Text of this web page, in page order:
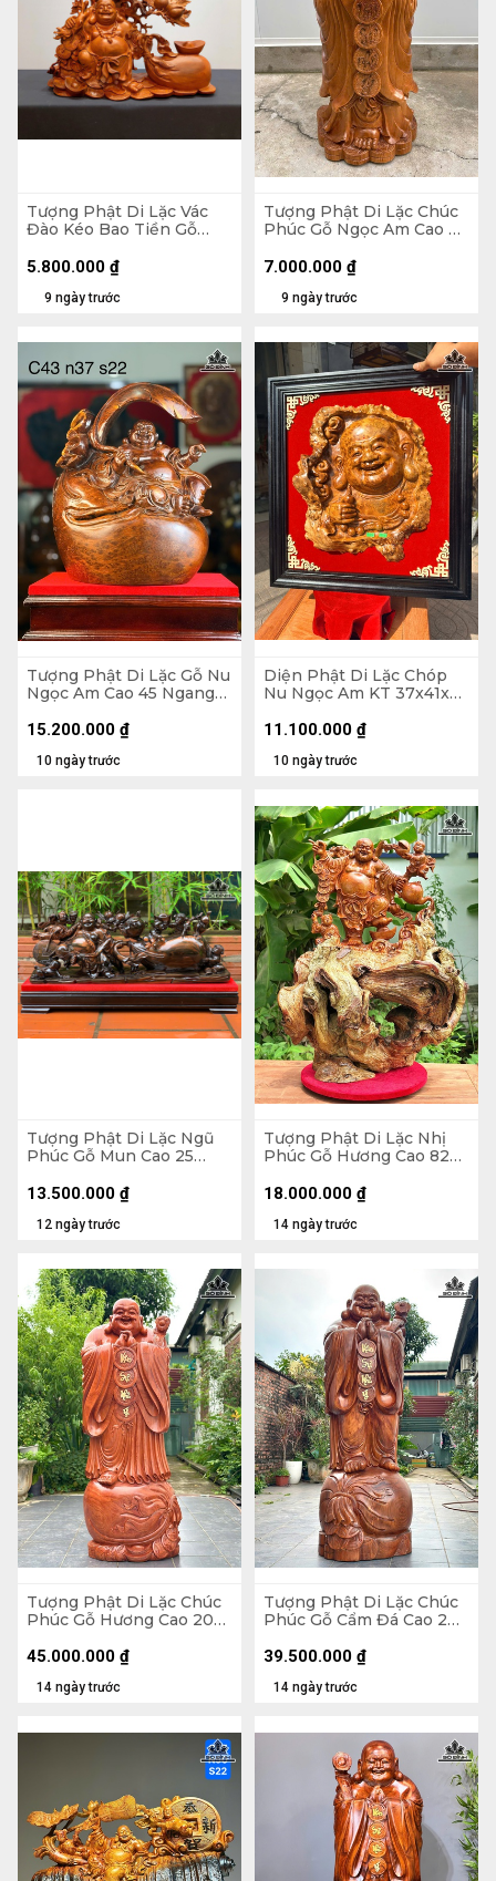
Tượng Phật Di Lặc Vác
Đào Kéo Bao Tiền Gỗ
Sâu 18 (cm)
9 ngày trước
5.800.000 ₫
Tượng Phật Di Lặc Chúc
Phúc Gỗ Ngọc Am Cao 90
9 ngày trước
7.000.000 ₫
Tượng Phật Di Lặc Gỗ Nu
Ngọc Am Cao 45 Ngang
10 ngày trước
15.200.000 ₫
Diện Phật Di Lặc Chóp
Nu Ngọc Am KT 37x41x7
10 ngày trước
11.100.000 ₫
Tượng Phật Di Lặc Ngũ
Phúc Gỗ Mun Cao 25
12 ngày trước
13.500.000 ₫
Tượng Phật Di Lặc Nhị
Phúc Gỗ Hương Cao 82
14 ngày trước
18.000.000 ₫
Tượng Phật Di Lặc Chúc
Phúc Gỗ Hương Cao 200
14 ngày trước
45.000.000 ₫
Tượng Phật Di Lặc Chúc
Phúc Gỗ Cẩm Đá Cao 200
14 ngày trước
39.500.000 ₫